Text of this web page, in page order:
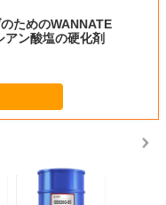
ためのWANNATE
アン酸塩の硬化剤